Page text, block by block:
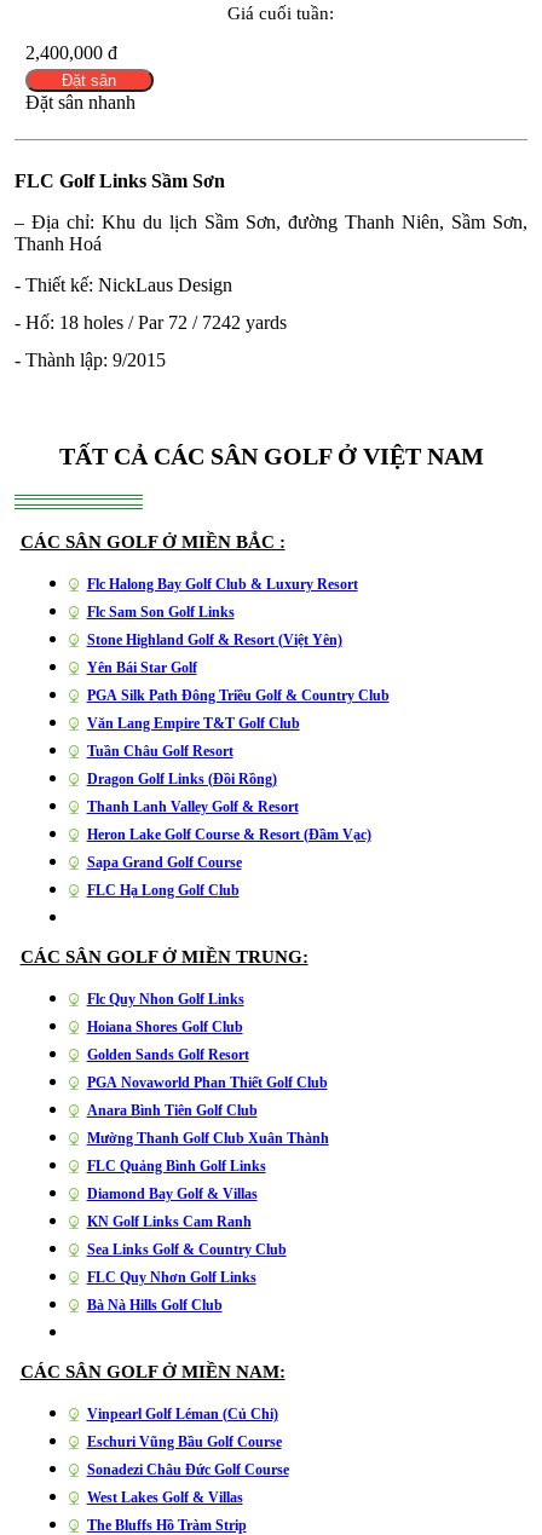
Giá cuối tuần:
2,400,000 đ
Đặt sân
Đặt sân nhanh
FLC Golf Links Sầm Sơn
–Địa chỉ: Khu du lịch Sầm Sơn, đường Thanh Niên, Sầm Sơn,
Thanh Hoá
- Thiết kế: NickLaus Design
- Hố: 18 holes / Par 72 / 7242 yards
- Thành lập: 9/2015
TẤT CẢ CÁC SÂN GOLF Ở VIỆT NAM
CÁC SÂN GOLF Ở MIỀN BẮC :
Flc Halong Bay Golf Club & Luxury Resort
Flc Sam Son Golf Links
Stone Highland Golf & Resort (Việt Yên)
Yên Bái Star Golf
PGA Silk Path Đông Triều Golf & Country Club
Văn Lang Empire T&T Golf Club
Tuần Châu Golf Resort
Dragon Golf Links (Đồi Rồng)
Thanh Lanh Valley Golf & Resort
Heron Lake Golf Course & Resort (Đầm Vạc)
Sapa Grand Golf Course
FLC Hạ Long Golf Club
CÁC SÂN GOLF Ở MIỀN TRUNG:
Flc Quy Nhon Golf Links
Hoiana Shores Golf Club
Golden Sands Golf Resort
PGA Novaworld Phan Thiết Golf Club
Anara Bình Tiên Golf Club
Mường Thanh Golf Club Xuân Thành
FLC Quảng Bình Golf Links
Diamond Bay Golf & Villas
KN Golf Links Cam Ranh
Sea Links Golf & Country Club
FLC Quy Nhơn Golf Links
Bà Nà Hills Golf Club
CÁC SÂN GOLF Ở MIỀN NAM:
Vinpearl Golf Léman (Củ Chi)
Eschuri Vũng Bầu Golf Course
Sonadezi Châu Đức Golf Course
West Lakes Golf & Villas
The Bluffs Hồ Tràm Strip